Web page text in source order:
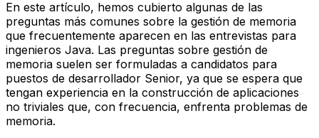
En este artículo, hemos cubierto algunas de las
preguntas más comunes sobre la gestión de memoria
que frecuentemente aparecen en las entrevistas para
ingenieros Java. Las preguntas sobre gestión de
memoria suelen ser formuladas a candidatos para
puestos de desarrollador Senior, ya que se espera que
tengan experiencia en la construcción de aplicaciones
no triviales que, con frecuencia, enfrenta problemas de
memoria.